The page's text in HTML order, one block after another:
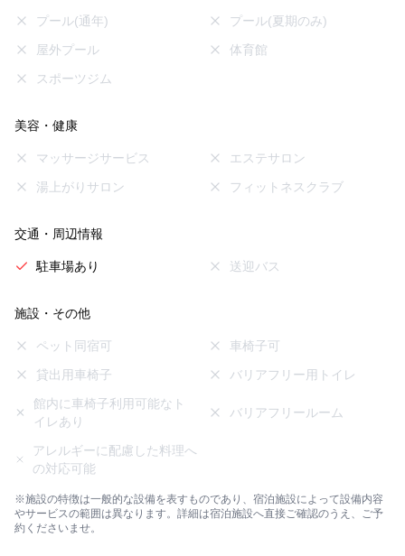
プール(通年)
プール(夏期のみ)
屋外プール
体育館
スポーツジム
美容・健康
マッサージサービス
エステサロン
湯上がりサロン
フィットネスクラブ
交通・周辺情報
駐車場あり 送迎バス
施設・その他
ペット同宿可
車椅子可
貸出用車椅子
バリアフリー用トイレ
館内に車椅子利用可能なト
イレあり
バリアフリールーム
アレルギーに配慮した料理へ
の対応可能
※施設の特徴は一般的な設備を表すものであり、宿泊施設によって設備内容
やサービスの範囲は異なります。詳細は宿泊施設へ直接ご確認のうえ、ご予
約くださいませ。